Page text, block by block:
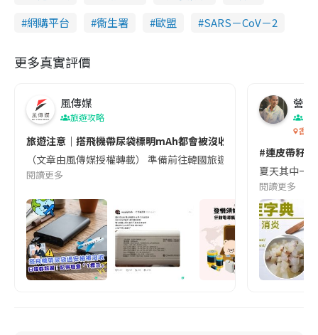
網購平台
衞生署 歐盟 SARS－CoV－2
更多真實評價
風傳媒
旅遊攻略
旅遊注意｜搭飛機帶尿袋標明mAh都會被沒收😱出發前切記檢查
（文章由風傳媒授權轉載） 準備前往韓國旅遊的民眾，近期要
閱讀更多
營養
香港
#連皮帶籽
夏天其中一
閱讀更多